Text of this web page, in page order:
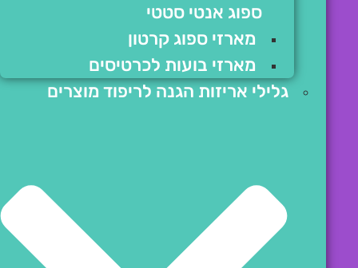
ספוג אנטי סטטי
מארזי ספוג קרטון
מארזי בועות לכרטיסים
גלילי אריזות הגנה לריפוד מוצרים